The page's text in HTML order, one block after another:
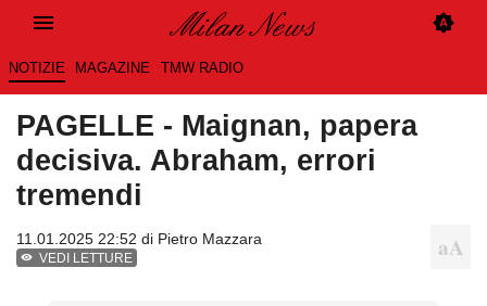
NOTIZIE MAGAZINE TMW RADIO
PAGELLE - Maignan, papera
decisiva. Abraham, errori
tremendi
11.01.2025 22:52 di Pietro Mazzara
VEDI LETTURE